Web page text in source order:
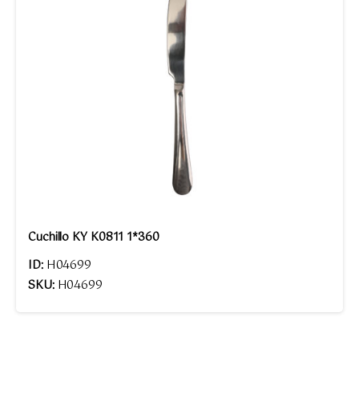
Cuchillo KY K0811 1*360
ID: H04699
SKU: H04699